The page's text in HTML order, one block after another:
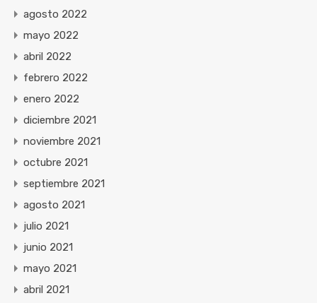
agosto 2022
mayo 2022
abril 2022
febrero 2022
enero 2022
diciembre 2021
noviembre 2021
octubre 2021
septiembre 2021
agosto 2021
julio 2021
junio 2021
mayo 2021
abril 2021